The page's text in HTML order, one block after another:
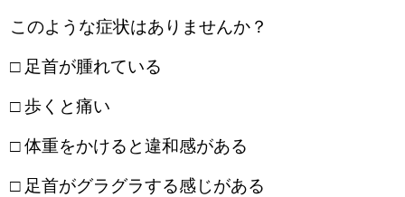
このような症状はありませんか？
□ 足首が腫れている
□ 歩くと痛い
□ 体重をかけると違和感がある
□ 足首がグラグラする感じがある